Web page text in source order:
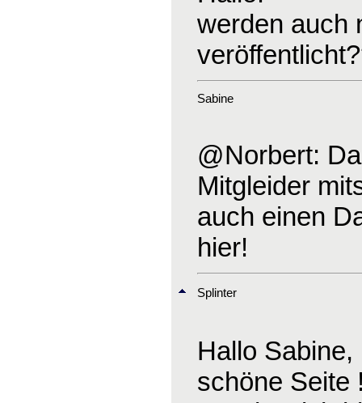
werden auch
Sabine
@Norbert:
Mitgleider
auch einen
hier!
Splinter
Hallo Sabine,
schöne Seite